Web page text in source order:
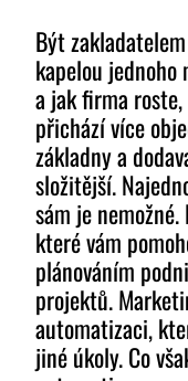
Být
kapelou jednoho
a jak firma
přichází více
základny a
složitější.
sám je
které vám
plánováním
projektů.
automatizaci,
jiné úkoly. Co